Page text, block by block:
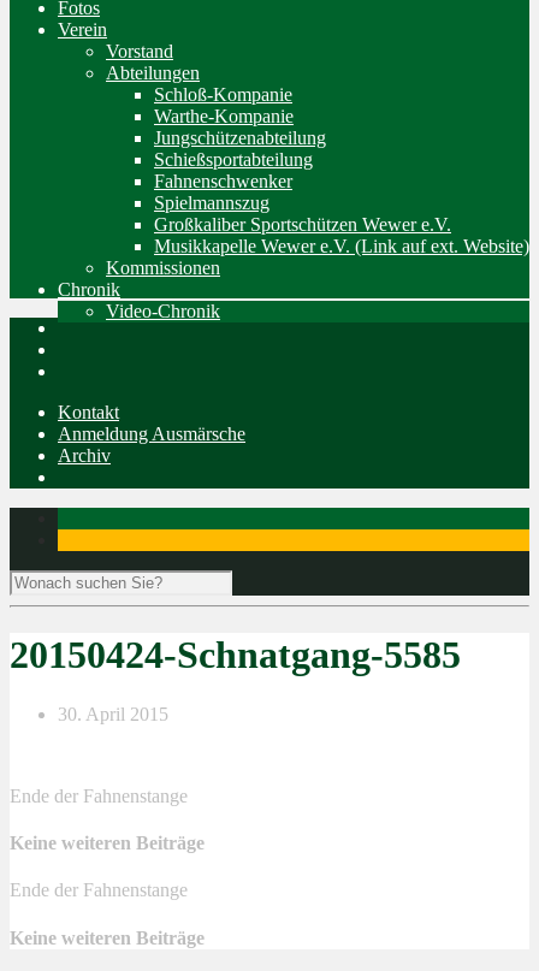
Fotos
Verein
Vorstand
Abteilungen
Schloß-Kompanie
Warthe-Kompanie
Jungschützenabteilung
Schießsportabteilung
Fahnenschwenker
Spielmannszug
Großkaliber Sportschützen Wewer e.V.
Musikkapelle Wewer e.V. (Link auf ext. Website)
Kommissionen
Chronik
Video-Chronik
Kontakt
Anmeldung Ausmärsche
Archiv
20150424-Schnatgang-5585
30. April 2015
Ende der Fahnenstange
Keine weiteren Beiträge
Ende der Fahnenstange
Keine weiteren Beiträge